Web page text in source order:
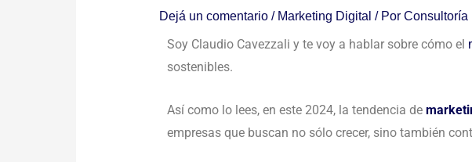
Dejá un comentario / Marketing Digital / PorConsultoría
Soy Claudio Cavezzali y te voy a hablar sobre cómo el
sostenibles.
Así como lo lees, en este 2024, la tendencia de
empresas que buscan no sólo crecer, sino también